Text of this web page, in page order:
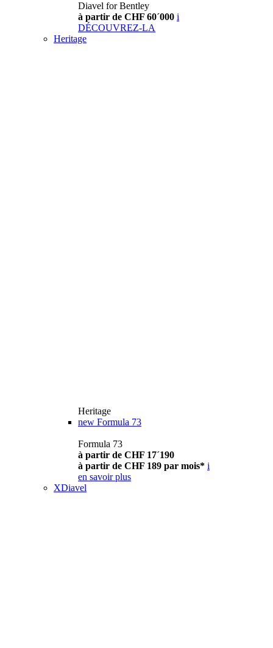
Diavel for Bentley
à partir de CHF 60´000 i
DÉCOUVREZ-LA
Heritage
Heritage
new Formula 73
Formula 73
à partir de CHF 17´190
à partir de CHF 189 par mois* i
en savoir plus
XDiavel